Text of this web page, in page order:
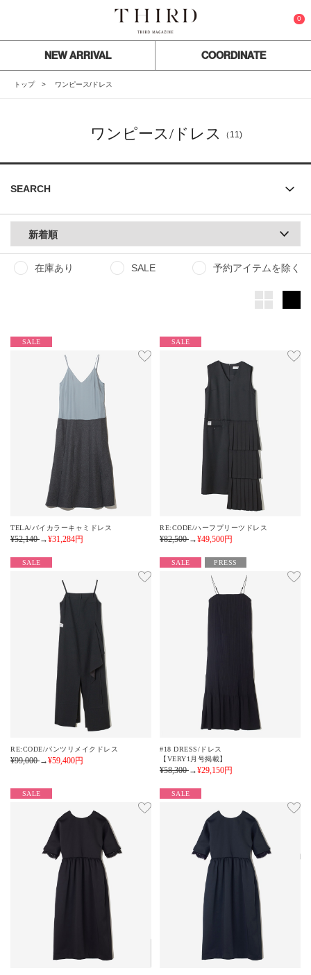
0
NEW ARRIVAL COORDINATE
トップ ワンピース/ドレス
ワンピース/ドレス （11)
SEARCH
新着順
在庫あり SALE 予約アイテムを除く
SALE
TELA/バイカラーキャミドレス
¥52,140→¥31,284円
SALE
RE:CODE/ハーフプリーツドレス
¥82,500→¥49,500円
SALE
RE:CODE/パンツリメイクドレス
¥99,000→¥59,400円
SALE PRESS
#18 DRESS/ドレス
【VERY1月号掲載】
¥58,300→¥29,150円
SALE SALE